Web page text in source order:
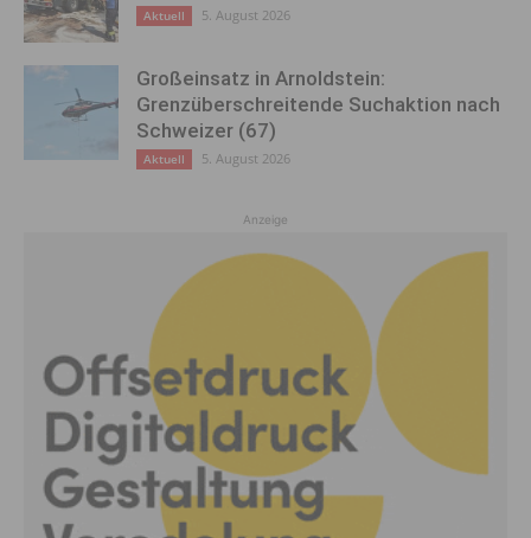
Aktuell 5. August 2026
Großeinsatz in Arnoldstein:
Grenzüberschreitende Suchaktion nach
Schweizer (67)
Aktuell 5. August 2026
Anzeige